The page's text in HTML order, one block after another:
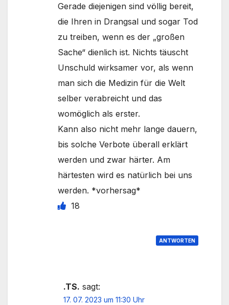
Gerade diejenigen sind völlig bereit,
die Ihren in Drangsal und sogar Tod
zu treiben, wenn es der „großen
Sache“ dienlich ist. Nichts täuscht
Unschuld wirksamer vor, als wenn
man sich die Medizin für die Welt
selber verabreicht und das
womöglich als erster.
Kann also nicht mehr lange dauern,
bis solche Verbote überall erklärt
werden und zwar härter. Am
härtesten wird es natürlich bei uns
werden. *vorhersag*
18
ANTWORTEN
.TS. sagt:
17. 07. 2023 um 11:30 Uhr